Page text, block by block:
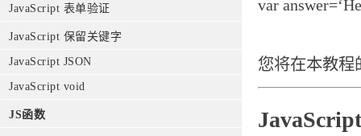
JavaScript 表单验证
JavaScript 保留关键字
JavaScript JSON
JavaScript void
JS函数
var
您将在本教程